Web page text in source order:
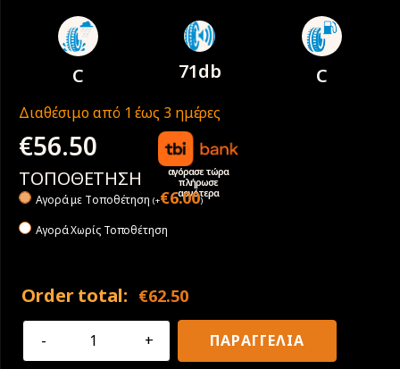
C 71db C
Διαθέσιμο από 1 έως 3 ημέρες
€56.50
αγόρασε τώρα
πλήρωσε
αργότερα
ΤΟΠΟΘΕΤΗΣΗ
Αγορά με Tοποθέτηση (+€6.00)
Αγορά Χωρίς Τοποθέτηση
Order total: €62.50
175/65R14
ΠΑΡΑΓΓΕΛΙΑ